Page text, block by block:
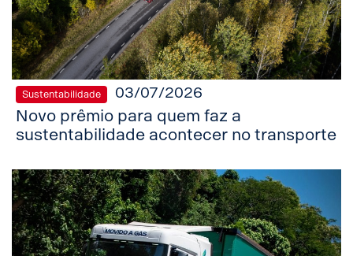
Sustentabilidade 03/07/2026
Novo prêmio para quem faz a
sustentabilidade acontecer no transporte